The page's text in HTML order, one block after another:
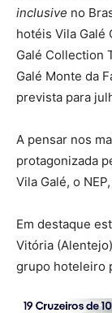
inclusive no
hotéis Vila Galé
Galé Collection
Galé Monte da
prevista para
A pensar nos
protagonizada
Vila Galé, o
Em destaque
Vitória
grupo hoteleiro